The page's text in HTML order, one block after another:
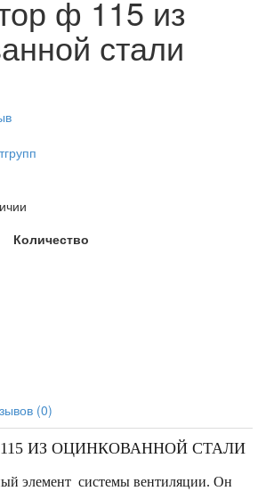
ф 115 из
стали
Количество
(0)
ИЗ ОЦИНКОВАННОЙ СТАЛИ
элемент системы вентиляции. Он